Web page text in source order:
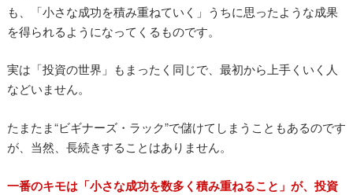
も、「小さな成功を積み重ねていく」うちに思ったような成果
を得られるようになってくるものです。
実は「投資の世界」もまったく同じで、最初から上手くいく人
などいません。
たまたま“ビギナーズ・ラック”で儲けてしまうこともあるのです
が、当然、長続きすることはありません。
一番のキモは「小さな成功を数多く積み重ねること」が、投資